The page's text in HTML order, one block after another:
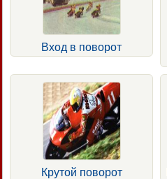
Вход в поворот
Крутой поворот